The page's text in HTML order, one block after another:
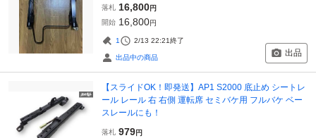
落札 16,800円
開始 16,800円
1 2/13 22:21終了
出品中の商品 出品
【スライドOK！即発送】AP1 S2000 底止め シートレ
ール レール 右 右側 運転席 セミバケ用 フルバケ ベー
スレールにも！
落札 979円